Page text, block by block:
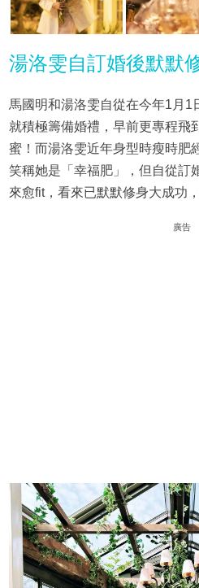
湯洛雯自訂婚後默默
馬國明和湯洛雯自從在今年1月1
就積極籌備婚禮，早前更專程飛
蜜！而湯洛雯近年身型時瘦時肥
笑稱她是「幸福肥」，但自從訂
來愈fit，看來已默默修身大成功
廣告